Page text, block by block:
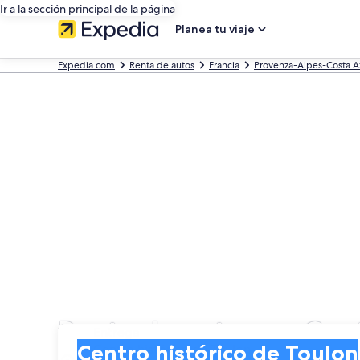
Ir a la sección principal de la página
Planea tu viaje
Expedia.com Renta de autos Francia Provenza-Alpes-Costa
Renta de autos en
Centro histórico de Toulon